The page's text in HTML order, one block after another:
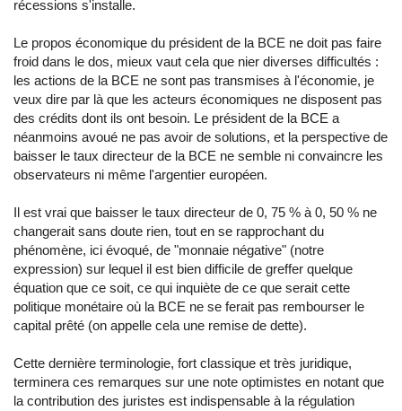
récessions s'installe.
Le propos économique du président de la BCE ne doit pas faire
froid dans le dos, mieux vaut cela que nier diverses difficultés :
les actions de la BCE ne sont pas transmises à l'économie, je
veux dire par là que les acteurs économiques ne disposent pas
des crédits dont ils ont besoin. Le président de la BCE a
néanmoins avoué ne pas avoir de solutions, et la perspective de
baisser le taux directeur de la BCE ne semble ni convaincre les
observateurs ni même l'argentier européen.
Il est vrai que baisser le taux directeur de 0, 75 % à 0, 50 % ne
changerait sans doute rien, tout en se rapprochant du
phénomène, ici évoqué, de "monnaie négative" (notre
expression) sur lequel il est bien difficile de greffer quelque
équation que ce soit, ce qui inquiète de ce que serait cette
politique monétaire où la BCE ne se ferait pas rembourser le
capital prêté (on appelle cela une remise de dette).
Cette dernière terminologie, fort classique et très juridique,
terminera ces remarques sur une note optimistes en notant que
la contribution des juristes est indispensable à la régulation